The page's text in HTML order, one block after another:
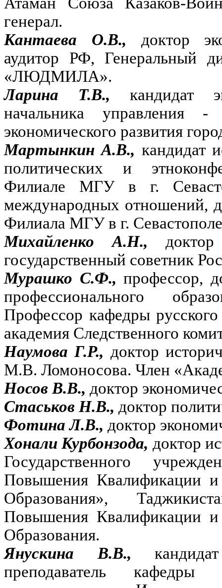
генерал.
Кантаева О.В., доктор
аудитор РФ, Генеральный
«ЛЮДМИЛА».
Ларина Т.В., кандидат
начальника управления -
экономического развития
Мартынкин А.В., кандидат
политических и
Филиале МГУ в г.
международных отношений,
Филиала МГУ в г.
Михайленко А.Н.,
государственный советник
Мурашко С.Ф., профессор,
профессионального
Профессор кафедры
академия Следственного
Наумова Г.Р., доктор
М.В. Ломоносова. Член
Носов В.В., доктор
Стаськов Н.В., доктор
Фотина Л.В., доктор
Хонали Курбонзода, доктор
Государственного
Повышения Квалификации и
Образования»,
Повышения Квалификации и
Образования.
Янускина В.В.,
преподаватель кафедры